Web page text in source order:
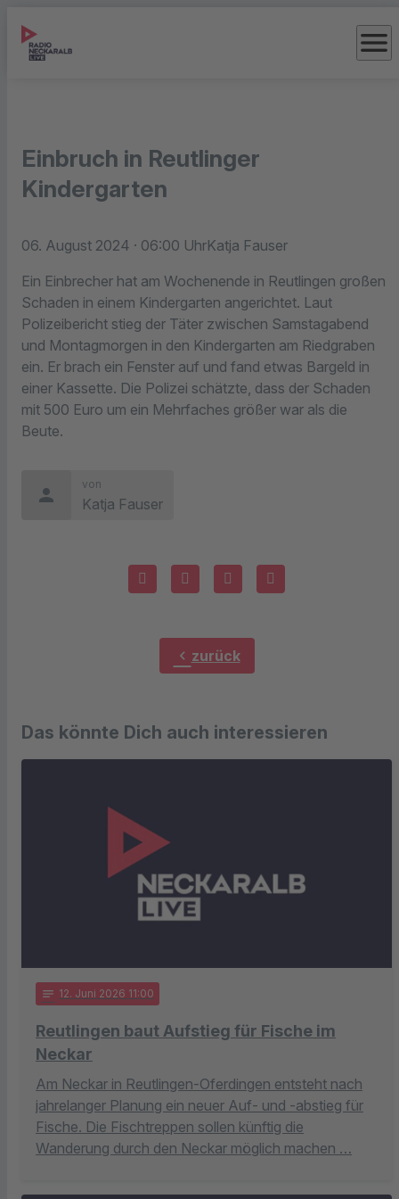
menu
Einbruch in Reutlinger
Kindergarten
06. August 2024 · 06:00 UhrKatja Fauser
Ein Einbrecher hat am Wochenende in Reutlingen großen
Schaden in einem Kindergarten angerichtet. Laut
Polizeibericht stieg der Täter zwischen Samstagabend
und Montagmorgen in den Kindergarten am Riedgraben
ein. Er brach ein Fenster auf und fand etwas Bargeld in
einer Kassette. Die Polizei schätzte, dass der Schaden
mit 500 Euro um ein Mehrfaches größer war als die
Beute.
person
von
Katja Fauser
chevron_left zurück
Das könnte Dich auch interessieren
notes 12. Juni 2026 11:00
Reutlingen baut Aufstieg für Fische im
Neckar
Am Neckar in Reutlingen-Oferdingen entsteht nach
jahrelanger Planung ein neuer Auf- und -abstieg für
Fische. Die Fischtreppen sollen künftig die
Wanderung durch den Neckar möglich machen …